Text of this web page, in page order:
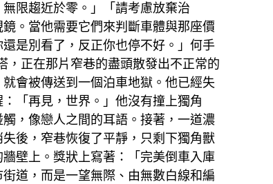
限趨近於零。」「請考慮放棄治
。當他需要它們來判斷車體與那座價
是別看了，反正你也停不好。」何手
，正在那片窄巷的盡頭散發出不正常的
會被傳送到一個泊車地獄。他已經失
「再見，世界。」他沒有撞上獨角
，像戀人之間的耳語。接著，一道濃
失後，窄巷恢復了平靜，只剩下獨角獸
壁上。獎狀上寫著：「完美倒車入庫
道，而是一望無際、由無數白線和編